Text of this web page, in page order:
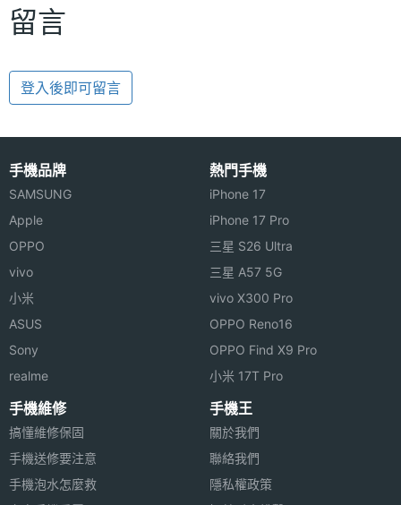
留言
登入後即可留言
手機品牌
SAMSUNG
Apple
OPPO
vivo
小米
ASUS
Sony
realme
熱門手機
iPhone 17
iPhone 17 Pro
三星 S26 Ultra
三星 A57 5G
vivo X300 Pro
OPPO Reno16
OPPO Find X9 Pro
小米 17T Pro
手機維修
搞懂維修保固
手機送修要注意
手機泡水怎麼救
手機王
關於我們
聯絡我們
隱私權政策